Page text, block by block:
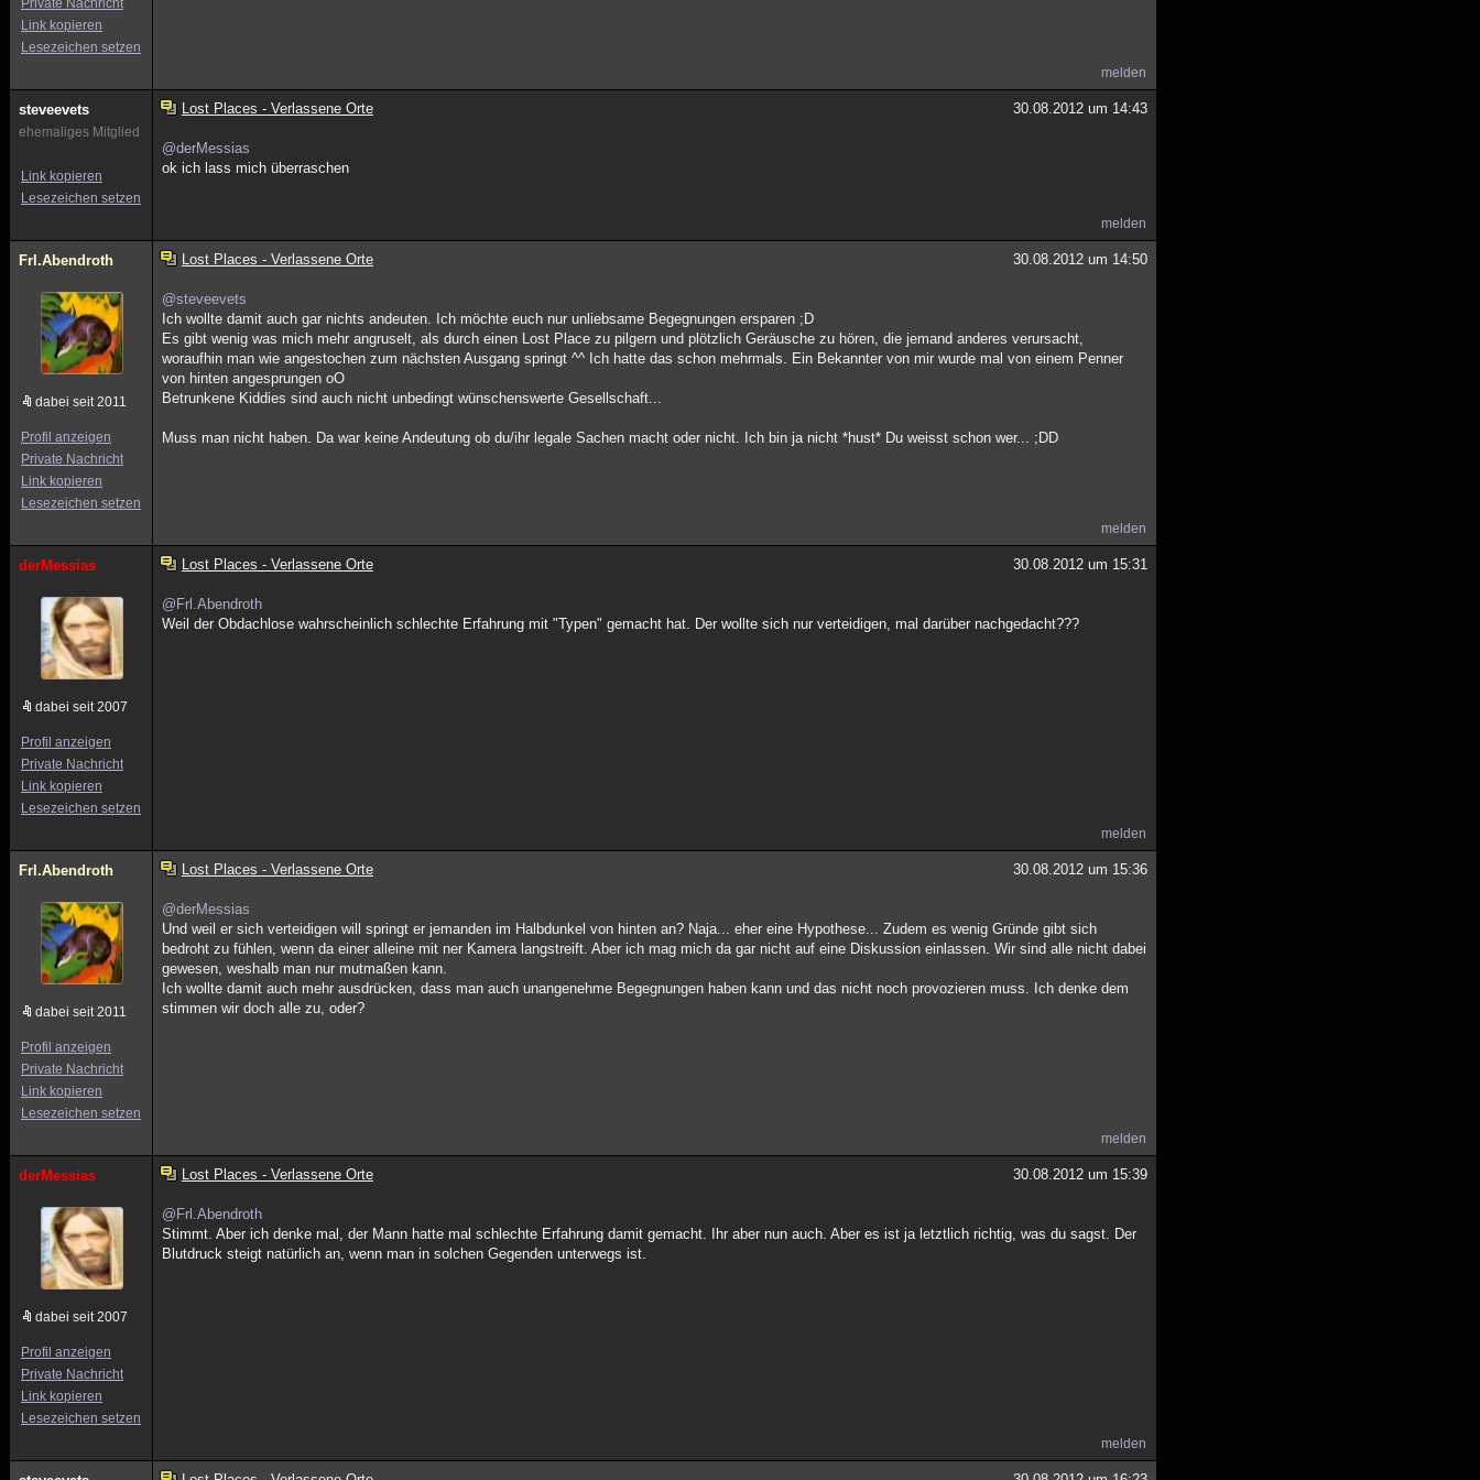
Private Nachricht
Link kopieren
Lesezeichen setzen
melden
steveevets
ehemaliges Mitglied
Link kopieren
Lesezeichen setzen
Lost Places - Verlassene Orte 30.08.2012 um 14:43
@derMessias
ok ich lass mich überraschen
melden
Frl.Abendroth
dabei seit 2011
Profil anzeigen
Private Nachricht
Link kopieren
Lesezeichen setzen
Lost Places - Verlassene Orte 30.08.2012 um 14:50
@steveevets
Ich wollte damit auch gar nichts andeuten. Ich möchte euch nur unliebsame Begegnungen ersparen ;D
Es gibt wenig was mich mehr angruselt, als durch einen Lost Place zu pilgern und plötzlich Geräusche zu hören, die jemand anderes verursacht,
woraufhin man wie angestochen zum nächsten Ausgang springt ^^ Ich hatte das schon mehrmals. Ein Bekannter von mir wurde mal von einem Penner
von hinten angesprungen oO
Betrunkene Kiddies sind auch nicht unbedingt wünschenswerte Gesellschaft...
Muss man nicht haben. Da war keine Andeutung ob du/ihr legale Sachen macht oder nicht. Ich bin ja nicht *hust* Du weisst schon wer... ;DD
melden
derMessias
dabei seit 2007
Profil anzeigen
Private Nachricht
Link kopieren
Lesezeichen setzen
Lost Places - Verlassene Orte 30.08.2012 um 15:31
@Frl.Abendroth
Weil der Obdachlose wahrscheinlich schlechte Erfahrung mit "Typen" gemacht hat. Der wollte sich nur verteidigen, mal darüber nachgedacht???
melden
Frl.Abendroth
dabei seit 2011
Profil anzeigen
Private Nachricht
Link kopieren
Lesezeichen setzen
Lost Places - Verlassene Orte 30.08.2012 um 15:36
@derMessias
Und weil er sich verteidigen will springt er jemanden im Halbdunkel von hinten an? Naja... eher eine Hypothese... Zudem es wenig Gründe gibt sich
bedroht zu fühlen, wenn da einer alleine mit ner Kamera langstreift. Aber ich mag mich da gar nicht auf eine Diskussion einlassen. Wir sind alle nicht dabei
gewesen, weshalb man nur mutmaßen kann.
Ich wollte damit auch mehr ausdrücken, dass man auch unangenehme Begegnungen haben kann und das nicht noch provozieren muss. Ich denke dem
stimmen wir doch alle zu, oder?
melden
derMessias
dabei seit 2007
Profil anzeigen
Private Nachricht
Link kopieren
Lesezeichen setzen
Lost Places - Verlassene Orte 30.08.2012 um 15:39
@Frl.Abendroth
Stimmt. Aber ich denke mal, der Mann hatte mal schlechte Erfahrung damit gemacht. Ihr aber nun auch. Aber es ist ja letztlich richtig, was du sagst. Der
Blutdruck steigt natürlich an, wenn man in solchen Gegenden unterwegs ist.
melden